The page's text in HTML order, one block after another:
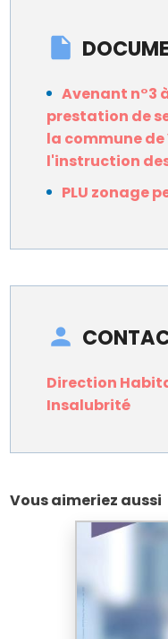
Avenant n°3
prestation de
la commune de
l'instruction
PLU zonage
Direction
Insalubrité
Vous aimeriez aussi